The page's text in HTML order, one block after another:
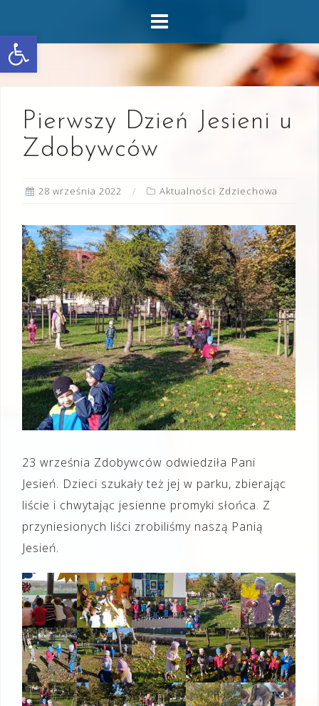
Otwórz pasek narzędzi
content
Pierwszy Dzień Jesieni u
Zdobywców
28 września 2022 Aktualności Zdziechowa
23 września Zdobywców odwiedziła Pani
Jesień. Dzieci szukały też jej w parku, zbierając
liście i chwytając jesienne promyki słońca. Z
przyniesionych liści zrobiliśmy naszą Panią
Jesień.